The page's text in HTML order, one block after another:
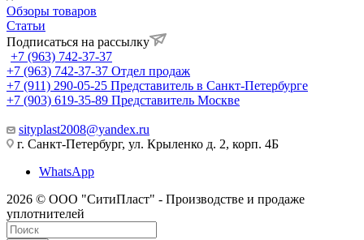
Обзоры товаров
Статьи
Подписаться на рассылку
+7 (963) 742-37-37
+7 (963) 742-37-37 Отдел продаж
+7 (911) 290-05-25 Представитель в Санкт-Петербурге
+7 (903) 619-35-89 Представитель Москве
sityplast2008@yandex.ru
г. Санкт-Петербург, ул. Крыленко д. 2, корп. 4Б
WhatsApp
2026 © ООО "СитиПласт" - Производстве и продаже
уплотнителей